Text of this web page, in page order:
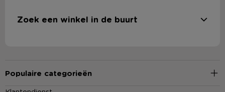
Zoek een winkel in de buurt
Populaire categorieën